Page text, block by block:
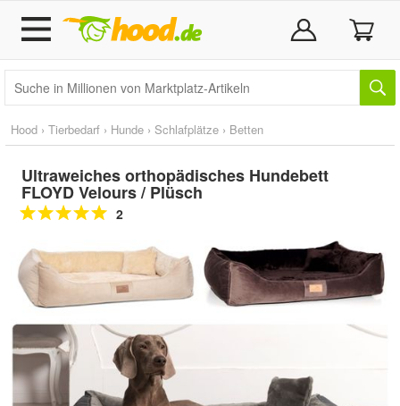
Hood › Tierbedarf › Hunde › Schlafplätze › Betten
Ultraweiches orthopädisches Hundebett
FLOYD Velours / Plüsch
2